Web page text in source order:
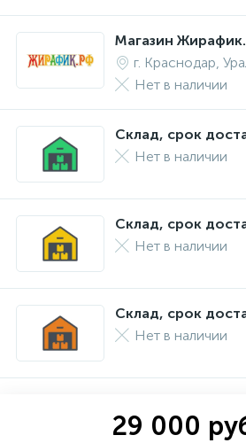
Магазин
г. Краснодар,
Нет в наличии
Склад, срок
Нет в наличии
Склад, срок
Нет в наличии
Склад, срок
Нет в наличии
29 000